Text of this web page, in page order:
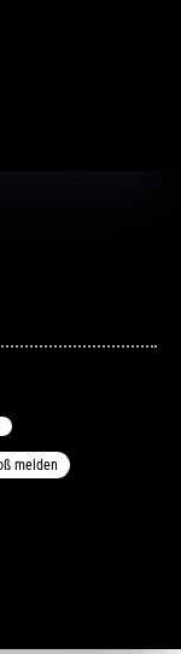
melden